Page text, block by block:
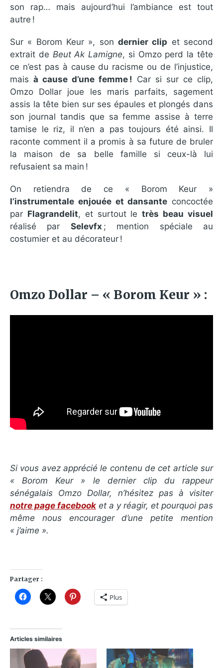
son rap… mais aujourd’hui l’ambiance est tout
autre !
Sur « Borom Keur », son dernier clip et second
extrait de Beut Ak Lamigne, si Omzo perd la tête
ce n’est pas à cause du racisme ou de l’injustice,
mais à cause d’une femme ! Car si sur ce clip,
Omzo Dollar joue les maris parfaits, sagement
assis la tête bien sur ses épaules et plongés dans
son journal tandis que sa femme assise à terre
tamise le riz, il n’en a pas toujours été ainsi. Il
raconte comment il a promis à sa future de bruler
la maison de sa belle famille si ceux-là lui
refusaient sa main !
On retiendra de ce « Borom Keur »
l’instrumentale enjouée et dansante concoctée
par Flagrandelit, et surtout letrès beau visuel
réalisé par Selevfx ; mention spéciale au
costumier et au décorateur !
Omzo Dollar – « Borom Keur » :
Si vous avez apprécié le contenu de cet article sur
« Borom Keur » le dernier clip du rappeur
sénégalais Omzo Dollar, n’hésitez pas à visiter
notre page facebook et a y réagir, et pourquoi pas
même nous encourager d’une petite mention
« j’aime ».
Partager :
Plus
Articles similaires